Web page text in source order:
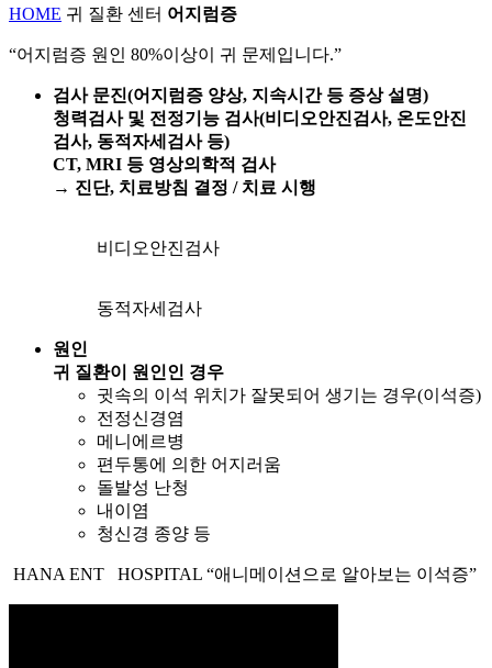
HOME 귀 질환 센터 어지럼증
“어지럼증 원인 80%이상이 귀 문제입니다.”
검사 문진(어지럼증 양상, 지속시간 등 증상 설명)
청력검사 및 전정기능 검사(비디오안진검사, 온도안진
검사, 동적자세검사 등)
CT, MRI 등 영상의학적 검사
→ 진단, 치료방침 결정 / 치료 시행
비디오안진검사
동적자세검사
원인
귀 질환이 원인인 경우
귓속의 이석 위치가 잘못되어 생기는 경우(이석증)
전정신경염
메니에르병
편두통에 의한 어지러움
돌발성 난청
내이염
청신경 종양 등
HANA ENT HOSPITAL “애니메이션으로 알아보는 이석증”